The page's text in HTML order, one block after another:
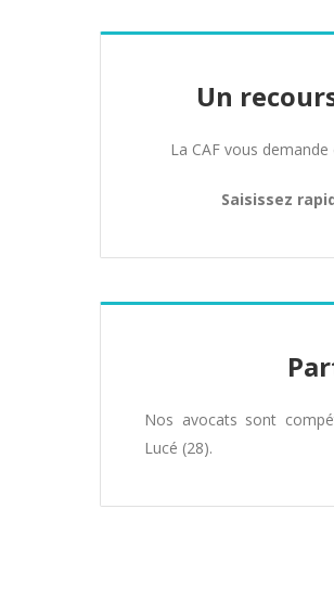
Un
La CAF vous
Saisissez
Nos avocats sont
Lucé (28).